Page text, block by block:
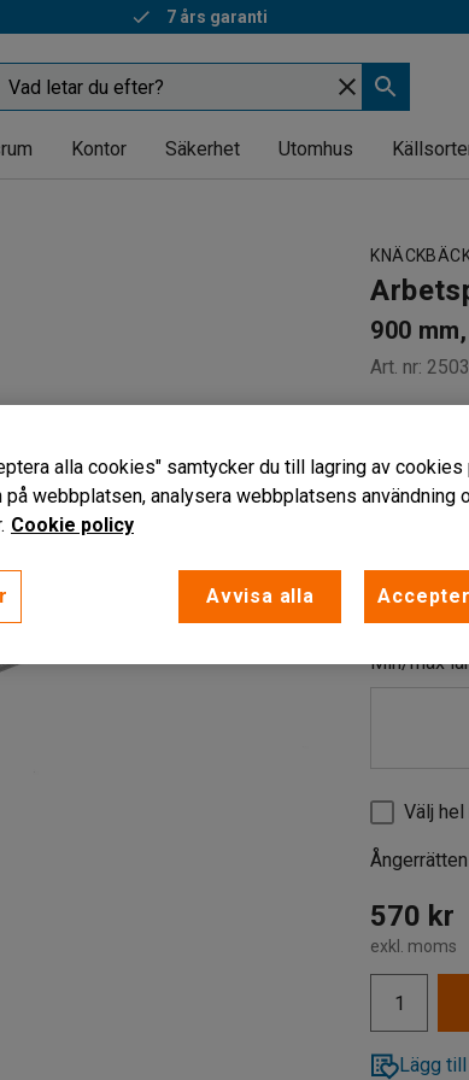
Snabba leveranser
Kontor Säkerhet Utomhus
900
Art. nr:
Slittålig
900
1200
Välj längd
Min/max
Välj
570 kr
exkl. moms
Lägg
alla cookies" samtycker du till lagring av
webbplatsen, analysera webbplatsens användning
Cookie policy
Avvisa alla